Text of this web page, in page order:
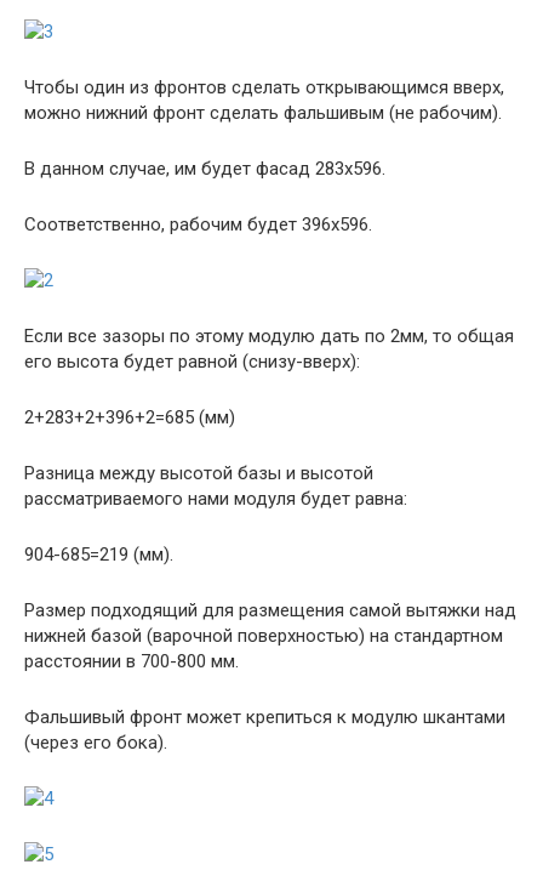
Чтобы один из фронтов сделать открывающимся вверх,
можно нижний фронт сделать фальшивым (не рабочим).
В данном случае, им будет фасад 283х596.
Соответственно, рабочим будет 396х596.
Если все зазоры по этому модулю дать по 2мм, то общая
его высота будет равной (снизу-вверх):
2+283+2+396+2=685 (мм)
Разница между высотой базы и высотой
рассматриваемого нами модуля будет равна:
904-685=219 (мм).
Размер подходящий для размещения самой вытяжки над
нижней базой (варочной поверхностью) на стандартном
расстоянии в 700-800 мм.
Фальшивый фронт может крепиться к модулю шкантами
(через его бока).